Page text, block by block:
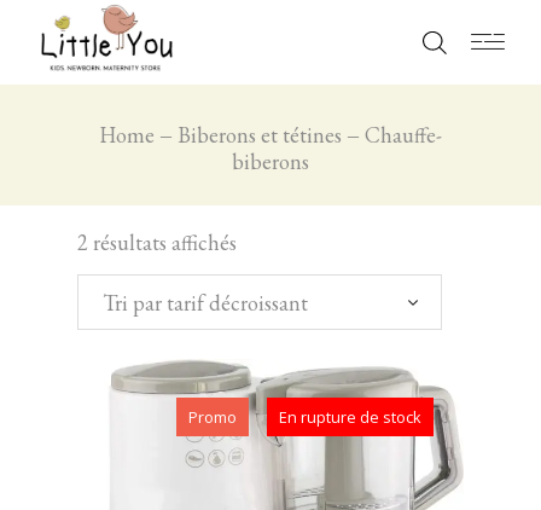
Home Biberons et tétines
Chauffe-
biberons
2 résultats affichés
Tri par tarif décroissant
Promo En rupture de stock